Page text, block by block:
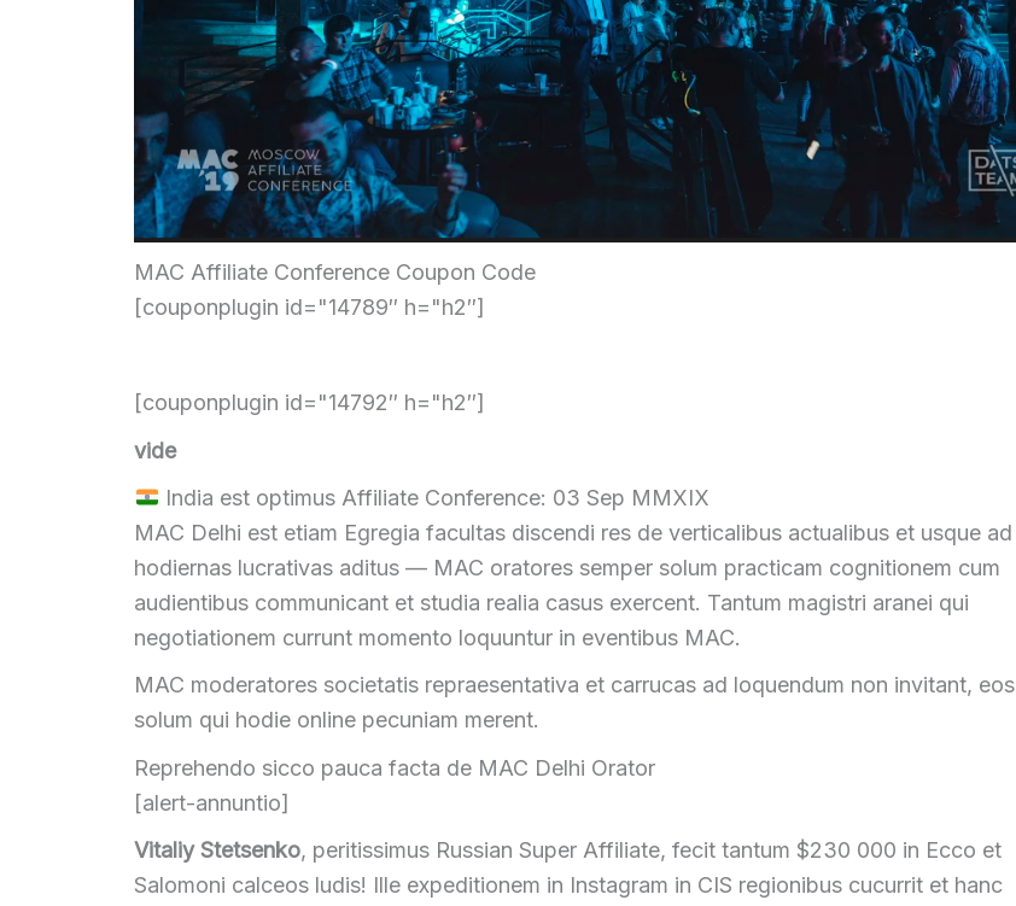
MAC Affiliate Conference Coupon Code
[couponplugin id="14789″ h="h2″]
[couponplugin id="14792″ h="h2″]
vide
India est optimus Affiliate Conference: 03 Sep MMXIX
MAC Delhi est etiam Egregia facultas discendi res de verticalibus actualibus et usque ad
hodiernas lucrativas aditus — MAC oratores semper solum practicam cognitionem cum
audientibus communicant et studia realia casus exercent. Tantum magistri aranei qui
negotiationem currunt momento loquuntur in eventibus MAC.
MAC moderatores societatis repraesentativa et carrucas ad loquendum non invitant, eos
solum qui hodie online pecuniam merent.
Reprehendo sicco pauca facta de MAC Delhi Orator
[alert-annuntio]
Vitaliy Stetsenko, peritissimus Russian Super Affiliate, fecit tantum $230 000 in Ecco et
Salomoni calceos ludis! Ille expeditionem in Instagram in CIS regionibus cucurrit et hanc